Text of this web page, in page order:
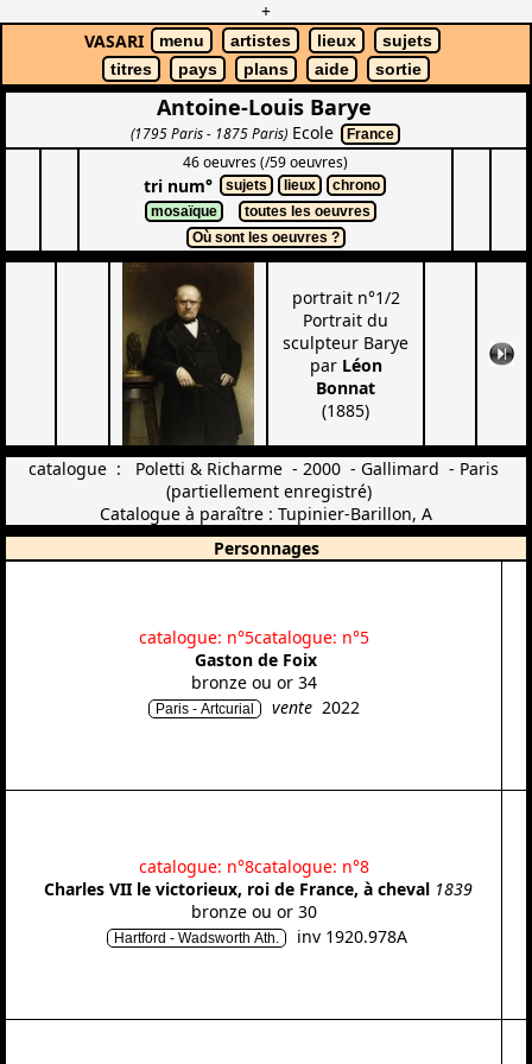
+
VASARI
menu artistes lieux
sujets
titres
pays plans aide sortie
Antoine-Louis Barye
(1795 Paris - 1875 Paris)Ecole France
46 oeuvres (/59 oeuvres)
tri num° sujets lieux
chrono
mosaïque
toutes les oeuvres
Où sont les oeuvres ?
portrait n°1/2
Portrait du
sculpteur Barye
par Léon
Bonnat
(1885)
catalogue : Poletti & Richarme - 2000 - Gallimard - Paris
(partiellement enregistré)
Catalogue à paraître : Tupinier-Barillon, A
Personnages
catalogue: n°5catalogue: n°5
Gaston de Foix
bronze ou or 34
Paris - Artcurial vente 2022
catalogue: n°8catalogue: n°8
Charles VII le victorieux, roi de France, à cheval 1839
bronze ou or 30
Hartford - Wadsworth Ath. inv 1920.978A